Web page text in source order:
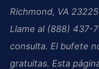
Richmond, VA
Llame al (888) 437-
consulta. El bufete
gratuitas. Esta